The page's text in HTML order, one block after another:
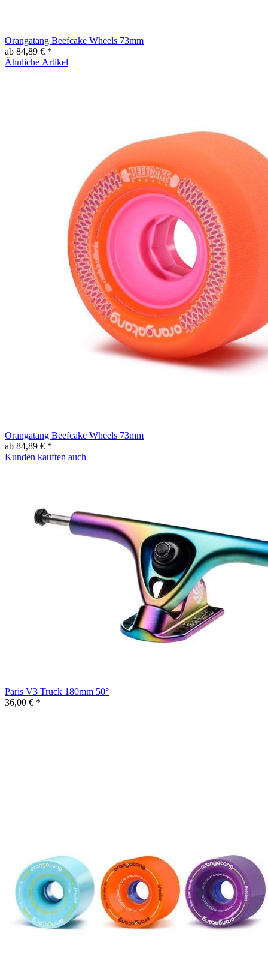
Orangatang Beefcake Wheels 73mm
ab 84,89 € *
Ähnliche Artikel
Orangatang Beefcake Wheels 73mm
ab 84,89 € *
Kunden kauften auch
Paris V3 Truck 180mm 50°
36,00 € *